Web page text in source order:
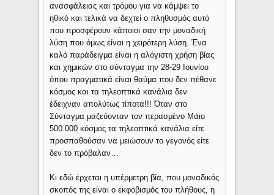
ανασφάλειας και τρόμου για να κάμψει το
ηθικό και τελικά να δεχτεί ο πληθυσμός αυτό
που προσφέρουν κάποιοι σαν την μοναδική
λύση που όμως είναι η χειρότερη λύση. Ένα
καλό παράδειγμα είναι η αλόγιστη χρήση βίας
και χημικών στο σύνταγμα την 28-29 Ιουνίου
όπου πραγματικά είναι θαύμα που δεν πέθανε
κόσμος και τα τηλεοπτικά κανάλια δεν
έδειχναν απολύτως τίποτα!!! Όταν στο
Σύνταγμα μαζεύονταν τον περασμένο Μάιο
500.000 κόσμος τα τηλεοπτικά κανάλια είτε
προσπαθούσαν να μειώσουν το γεγονός είτε
δεν το πρόβαλαν…
Κι εδώ έρχεται η υπέρμετρη βία, που μοναδικός
σκοπός της είναι ο εκφοβισμός του πλήθους, η